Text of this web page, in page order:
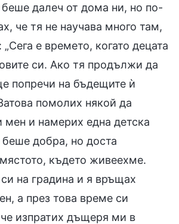
далеч от дома ни, но по-
че тя не научава много там,
е времето, когато децата
си. Ако тя продължи да
попречи на бъдещите ѝ
помолих някой да
мен и намерих една детска
беше добра, но доста
където живеехме.
на градина и я връщах
а през това време си
изпратих дъщеря ми в